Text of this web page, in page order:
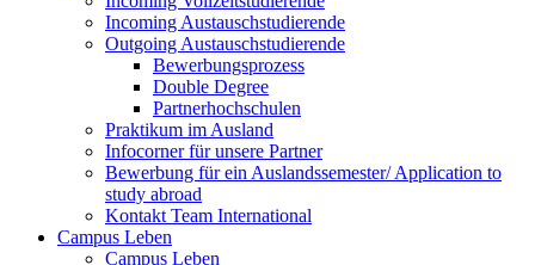
Incoming Austauschstudierende
Outgoing Austauschstudierende
Bewerbungsprozess
Double Degree
Partnerhochschulen
Praktikum im Ausland
Infocorner für unsere Partner
Bewerbung für ein Auslandssemester/ Application to
study abroad
Kontakt Team International
Campus Leben
Campus Leben